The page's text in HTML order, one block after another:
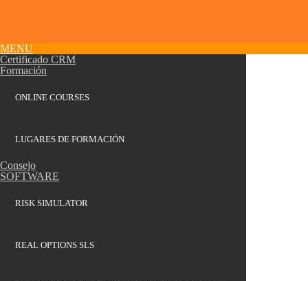
MENU
Certificado CRM
Formación
ONLINE COURSES
LUGARES DE FORMACIÓN
Consejo
SOFTWARE
RISK SIMULATOR
REAL OPTIONS SLS